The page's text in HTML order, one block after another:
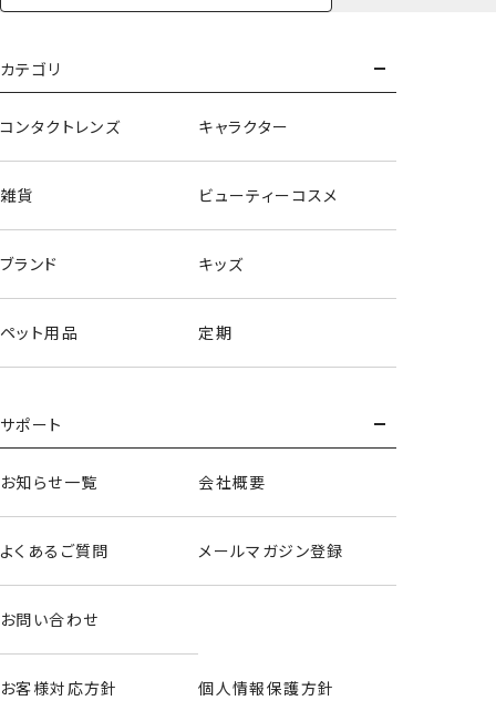
カテゴリ
コンタクトレンズ キャラクター
雑貨 ビューティーコスメ
ブランド キッズ
ペット用品 定期
サポート
お知らせ一覧 会社概要
よくあるご質問 メールマガジン登録
お問い合わせ
お客様対応方針 個人情報保護方針